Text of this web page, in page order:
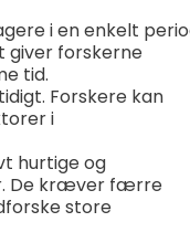
i en enkelt
giver forskerne
tid.
Forskere kan
i
hurtige og
De kræver færre
store